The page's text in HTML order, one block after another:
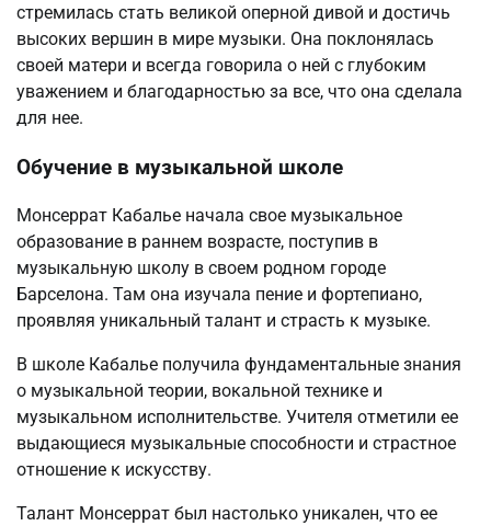
стремилась стать великой оперной дивой и достичь
высоких вершин в мире музыки. Она поклонялась
своей матери и всегда говорила о ней с глубоким
уважением и благодарностью за все, что она сделала
для нее.
Обучение в музыкальной школе
Монсеррат Кабалье начала свое музыкальное
образование в раннем возрасте, поступив в
музыкальную школу в своем родном городе
Барселона. Там она изучала пение и фортепиано,
проявляя уникальный талант и страсть к музыке.
В школе Кабалье получила фундаментальные знания
о музыкальной теории, вокальной технике и
музыкальном исполнительстве. Учителя отметили ее
выдающиеся музыкальные способности и страстное
отношение к искусству.
Талант Монсеррат был настолько уникален, что ее